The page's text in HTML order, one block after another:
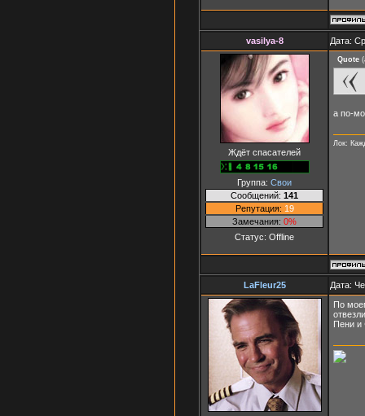
vasilya-8 Дата:
Ждёт спасателей
Группа: Свои
Сообщений: 141
Репутация: 19
Замечания: 0%
Статус: Offline
Quote (
а по-
Лок:
LaFleur25 Дата:
По
Пени и